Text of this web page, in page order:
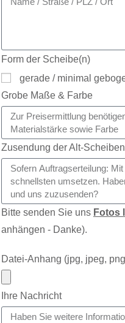
Form der Scheibe(n)
gerade / minimal
Grobe Maße & Farbe
Zusendung der Alt-
Bitte senden Sie uns Fotos
anhängen - Danke).
Datei-Anhang (jpg, jpeg,
Ihre Nachricht